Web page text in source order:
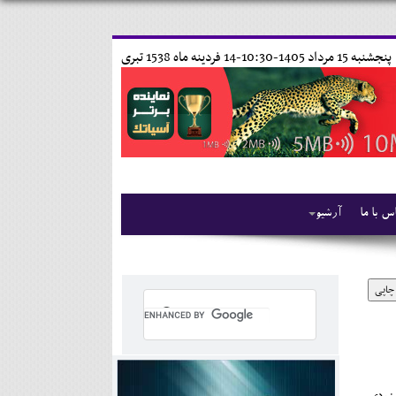
14 فردينه ماه 1538 تبری پنجشنبه 15 مرداد 1405-10:30-
آرشیو با ما